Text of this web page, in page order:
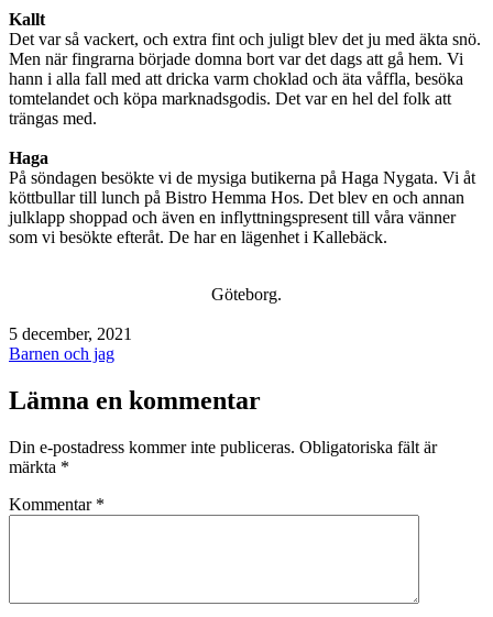
Kallt
Det var så vackert, och extra fint och juligt blev det ju med äkta snö.
Men när fingrarna började domna bort var det dags att gå hem. Vi
hann i alla fall med att dricka varm choklad och äta våffla, besöka
tomtelandet och köpa marknadsgodis. Det var en hel del folk att
trängas med.
Haga
På söndagen besökte vi de mysiga butikerna på Haga Nygata. Vi åt
köttbullar till lunch på Bistro Hemma Hos. Det blev en och annan
julklapp shoppad och även en inflyttningspresent till våra vänner
som vi besökte efteråt. De har en lägenhet i Kallebäck.
Göteborg.
Publicerat
den
5 december, 2021
Kategoriserat
Barnen och jag
Lämna en kommentar
Din e-postadress kommer inte publiceras. Obligatoriska fält är
märkta *
Kommentar *